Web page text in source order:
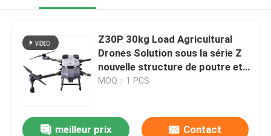
Z30P 30kg Load Agricultural
Drones Solution sous la série Z
nouvelle structure de poutre et
les bras pliants en forme de Z
MOQ：1 PCS
meilleur prix Contact